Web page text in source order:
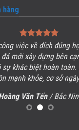
hàng
việc về đích đúng
mới xây dựng bên
sự khác biệt hoàn toàn.
mạnh khỏe, cơ sở
Văn Tến / Bắc